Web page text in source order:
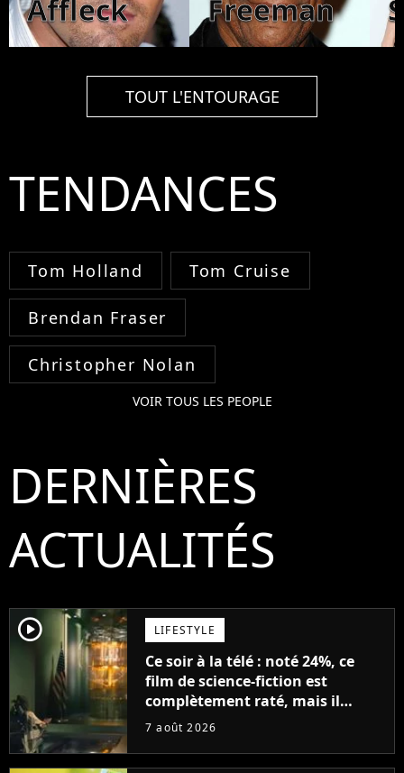
Affleck Freeman
TOUT L'ENTOURAGE
TENDANCES
Tom Holland Tom Cruise
Brendan Fraser
Christopher Nolan
VOIR TOUS LES PEOPLE
DERNIÈRES
ACTUALITÉS
player2 LIFESTYLE
Ce soir à la télé : noté 24%, ce
film de science-fiction est
complètement raté, mais il
aurait pu être encore pire à
7 août 2026